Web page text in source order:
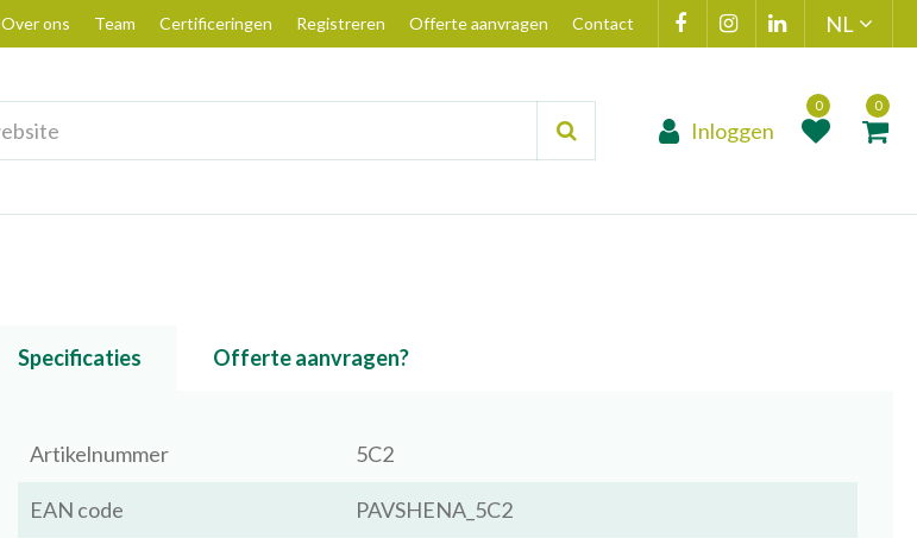
Over ons Team Certificeringen Registreren Offerte aanvragen Contact
Inloggen
Specificaties Offerte aanvragen?
Artikelnummer 5C2
EAN code PAVSHENA_5C2